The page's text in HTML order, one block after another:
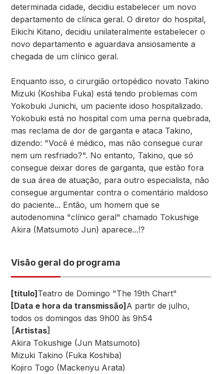
determinada cidade, decidiu estabelecer um novo
departamento de clínica geral. O diretor do hospital,
Eikichi Kitano, decidiu unilateralmente estabelecer o
novo departamento e aguardava ansiosamente a
chegada de um clínico geral.
Enquanto isso, o cirurgião ortopédico novato Takino
Mizuki (Koshiba Fuka) está tendo problemas com
Yokobuki Junichi, um paciente idoso hospitalizado.
Yokobuki está no hospital com uma perna quebrada,
mas reclama de dor de garganta e ataca Takino,
dizendo: "Você é médico, mas não consegue curar
nem um resfriado?". No entanto, Takino, que só
consegue deixar dores de garganta, que estão fora
de sua área de atuação, para outro especialista, não
consegue argumentar contra o comentário maldoso
do paciente... Então, um homem que se
autodenomina "clínico geral" chamado Tokushige
Akira (Matsumoto Jun) aparece...!?
Visão geral do programa
[título]Teatro de Domingo "The 19th Chart"
[Data e hora da transmissão]A partir de julho,
todos os domingos das 9h00 às 9h54
［Artistas］
Akira Tokushige (Jun Matsumoto)
Mizuki Takino (Fuka Koshiba)
Kojiro Togo (Mackenyu Arata)